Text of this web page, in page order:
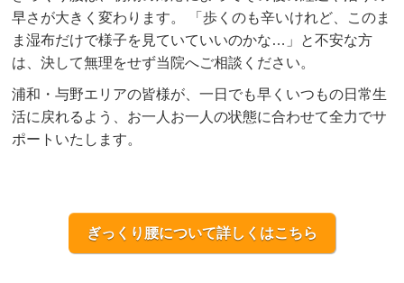
早さが大きく変わります。 「歩くのも辛いけれど、このま
ま湿布だけで様子を見ていていいのかな…」と不安な方
は、決して無理をせず当院へご相談ください。
浦和・与野エリアの皆様が、一日でも早くいつもの日常生
活に戻れるよう、お一人お一人の状態に合わせて全力でサ
ポートいたします。
ぎっくり腰について詳しくはこちら